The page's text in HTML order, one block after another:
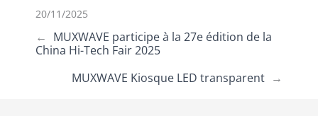
20/11/2025
← MUXWAVE participe à la 27e édition de la
China Hi-Tech Fair 2025
MUXWAVE Kiosque LED transparent →